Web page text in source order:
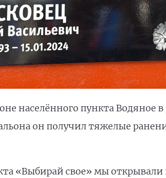
населённого пункта Водяное
он получил тяжелые
«Выбирай свое» мы